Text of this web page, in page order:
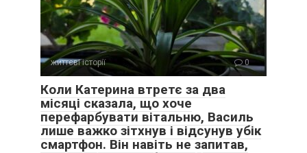
життєві історії 0
Коли Катерина втретє за два
місяці сказала, що хоче
перефарбувати вітальню, Василь
лише важко зітхнув і відсунув убік
смартфон. Він навіть не запитав,